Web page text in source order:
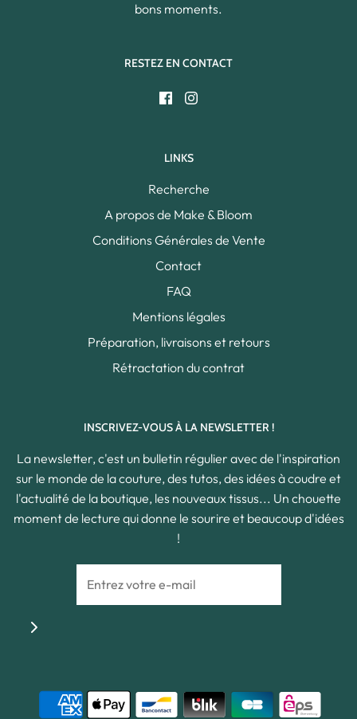
bons moments.
RESTEZ EN CONTACT
LINKS
Recherche
A propos de Make & Bloom
Conditions Générales de Vente
Contact
FAQ
Mentions légales
Préparation, livraisons et retours
Rétractation du contrat
INSCRIVEZ-VOUS À LA NEWSLETTER !
La newsletter, c'est un bulletin régulier avec de l'inspiration
sur le monde de la couture, des tutos, des idées à coudre et
l'actualité de la boutique, les nouveaux tissus... Un chouette
moment de lecture qui donne le sourire et beaucoup d'idées
!